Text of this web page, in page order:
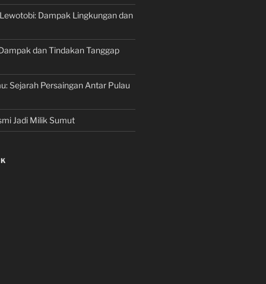
Dampak Lingkungan dan
dan Tindakan Tanggap
Sejarah Persaingan Antar Pulau
Jadi Milik Sumut